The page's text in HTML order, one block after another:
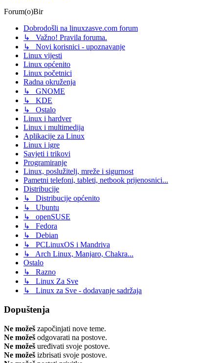
Forum(o)Bir
Dobrodošli na linuxzasve.com forum
↳ Važno! Pravila foruma.
↳ Novi korisnici - upoznavanje
Linux vijesti
Linux općenito
Linux početnici
Radna okruženja
↳ GNOME
↳ KDE
↳ Ostalo
Linux i hardver
Linux i multimedija
Aplikacije za Linux
Linux i igre
Savjeti i trikovi
Programiranje
Linux, poslužitelj, mreže i sigurnost
Pametni telefoni, tableti, netbook prijenosnici...
Distribucije
↳ Distribucije općenito
↳ Ubuntu
↳ openSUSE
↳ Fedora
↳ Debian
↳ PCLinuxOS i Mandriva
↳ Arch Linux, Manjaro, Chakra...
Ostalo
↳ Razno
↳ Linux Za Sve
↳ Linux za Sve - dodavanje sadržaja
Dopuštenja
Ne možeš započinjati nove teme.
Ne možeš odgovarati na postove.
Ne možeš uređivati svoje postove.
Ne možeš izbrisati svoje postove.